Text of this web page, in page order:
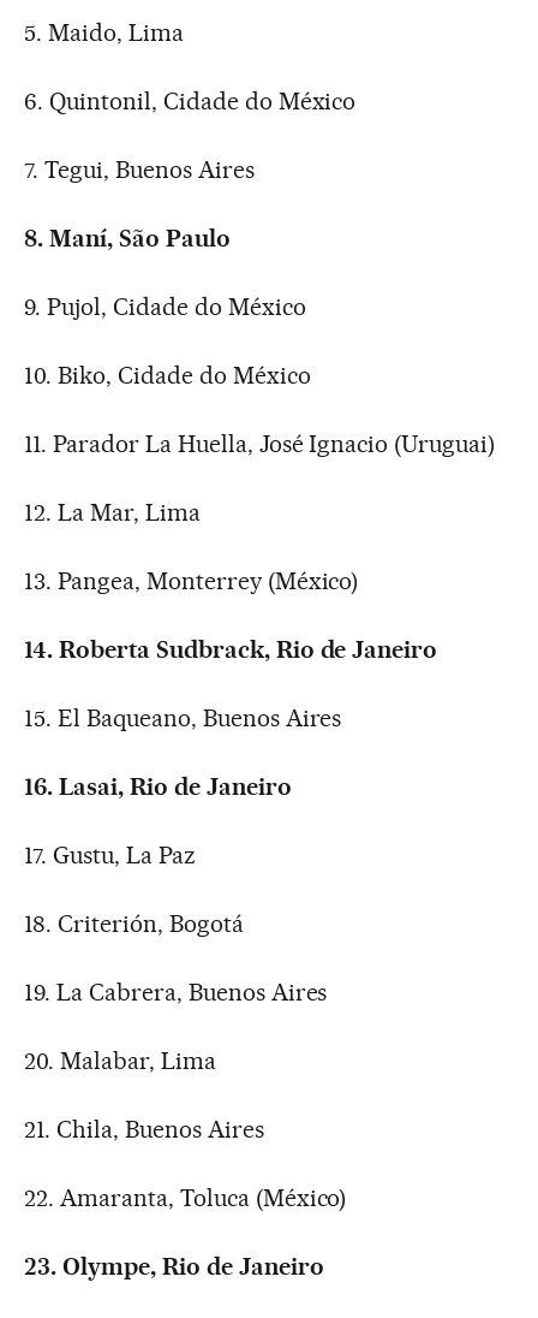
5. Maido, Lima
6. Quintonil, Cidade do México
7. Tegui, Buenos Aires
8. Maní, São Paulo
9. Pujol, Cidade do México
10. Biko, Cidade do México
11. Parador La Huella, José Ignacio (Uruguai)
12. La Mar, Lima
13. Pangea, Monterrey (México)
14. Roberta Sudbrack, Rio de Janeiro
15. El Baqueano, Buenos Aires
16. Lasai, Rio de Janeiro
17. Gustu, La Paz
18. Criterión, Bogotá
19. La Cabrera, Buenos Aires
20. Malabar, Lima
21. Chila, Buenos Aires
22. Amaranta, Toluca (México)
23. Olympe, Rio de Janeiro